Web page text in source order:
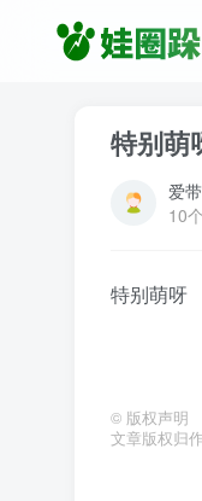
特别萌
爱
10
特别萌呀
© 版权声明
文章版权归